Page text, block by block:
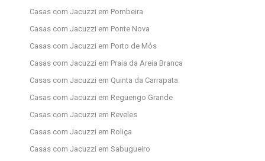
Casas com Jacuzzi em Pombeira
Casas com Jacuzzi em Ponte Nova
Casas com Jacuzzi em Porto de Mós
Casas com Jacuzzi em Praia da Areia Branca
Casas com Jacuzzi em Quinta da Carrapata
Casas com Jacuzzi em Reguengo Grande
Casas com Jacuzzi em Reveles
Casas com Jacuzzi em Roliça
Casas com Jacuzzi em Sabugueiro